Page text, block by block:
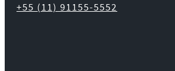
+55 (11) 91155-5552